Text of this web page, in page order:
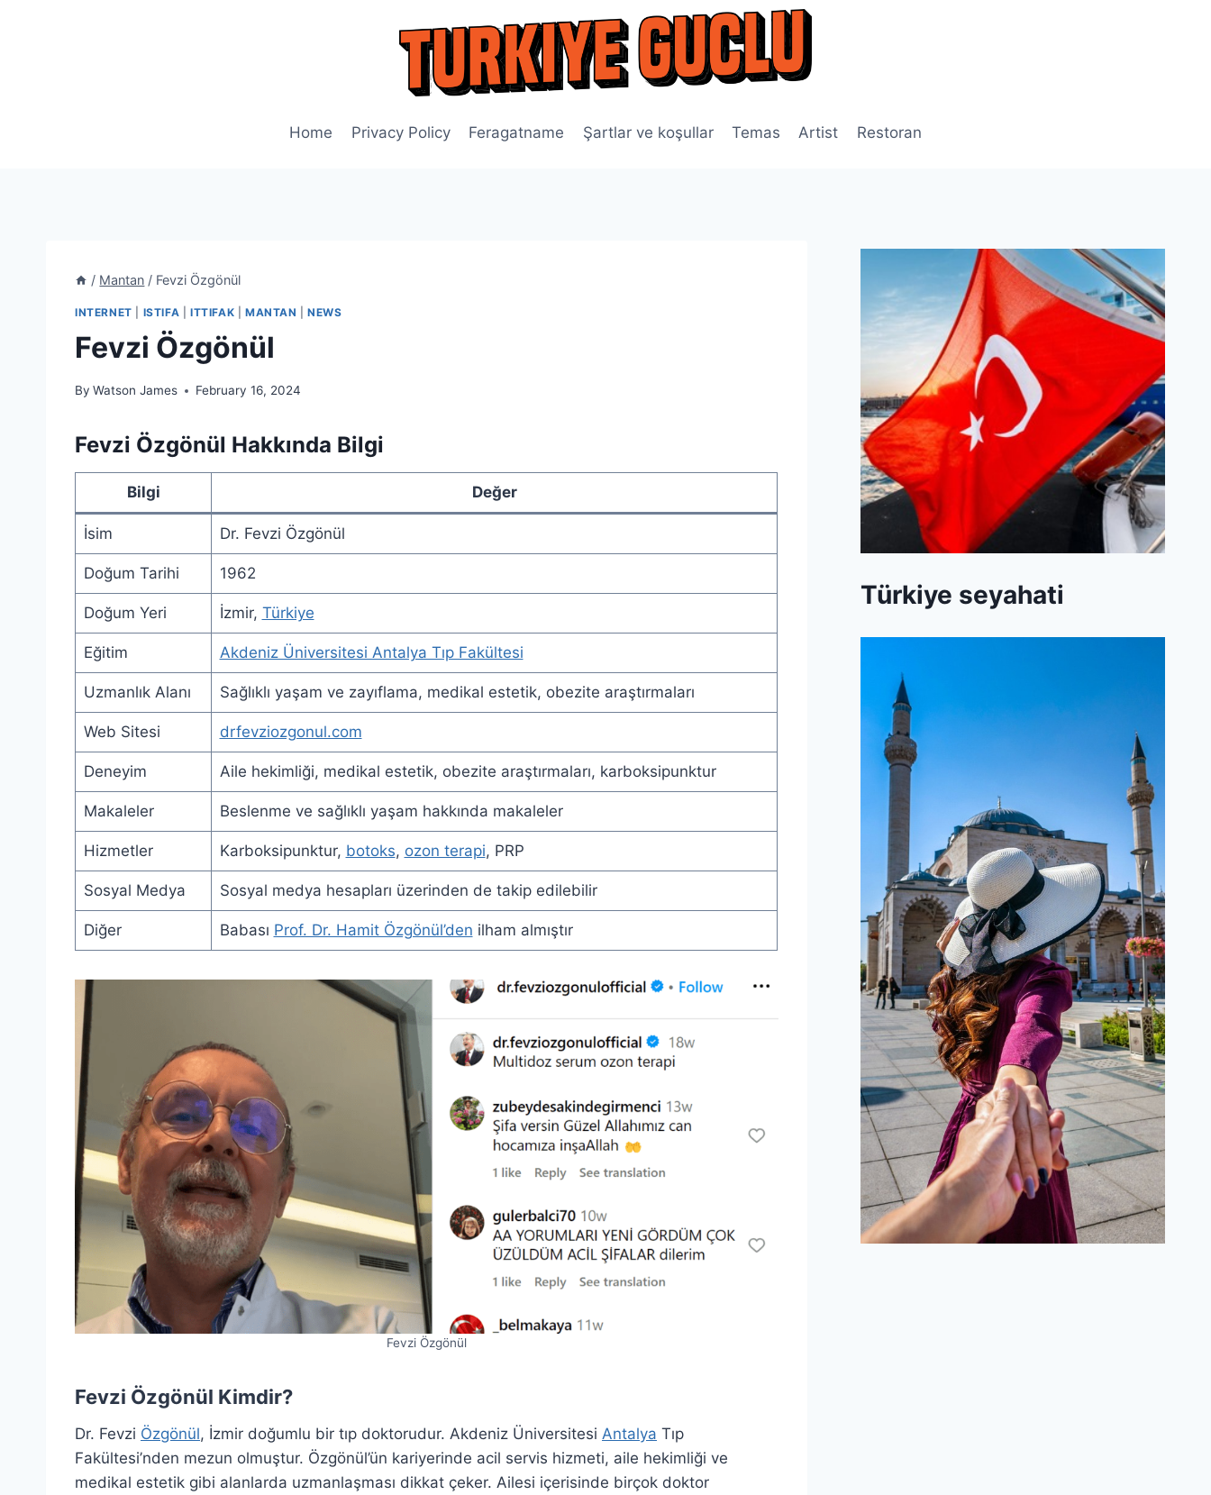
Home Privacy Policy Feragatname Şartlar ve koşullar Temas Artist Restoran
/ Mantan / Fevzi Özgönül
INTERNET ISTIFA ITTIFAK MANTAN |NEWS
Fevzi Özgönül
By Watson James February 16, 2024
Fevzi Özgönül Hakkında Bilgi
Bilgi Değer
İsim Dr. Fevzi Özgönül
Doğum Tarihi 1962
Doğum Yeri İzmir, Türkiye
Eğitim Akdeniz Üniversitesi Antalya Tıp Fakültesi
Uzmanlık Alanı Sağlıklı yaşam ve zayıflama, medikal estetik, obezite araştırmaları
Web Sitesi drfevziozgonul.com
Deneyim Aile hekimliği, medikal estetik, obezite araştırmaları, karboksipunktur
Makaleler Beslenme ve sağlıklı yaşam hakkında makaleler
Hizmetler Karboksipunktur, botoks, ozon terapi, PRP
Sosyal Medya Sosyal medya hesapları üzerinden de takip edilebilir
Diğer Babası Prof. Dr. Hamit Özgönül’den ilham almıştır
Fevzi Özgönül
Fevzi Özgönül Kimdir?
Dr. Fevzi Özgönül, İzmir doğumlu bir tıp doktorudur. Akdeniz Üniversitesi Antalya Tıp
Fakültesi’nden mezun olmuştur. Özgönül’ün kariyerinde acil servis hizmeti, aile hekimliği ve
medikal estetik gibi alanlarda uzmanlaşması dikkat çeker. Ailesi içerisinde birçok doktor
Türkiye seyahati